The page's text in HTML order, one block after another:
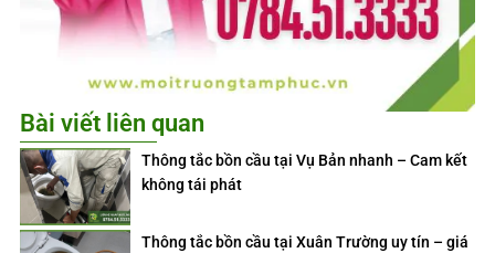
Bài viết liên quan
Thông tắc bồn cầu tại Vụ Bản nhanh – Cam kết
không tái phát
Thông tắc bồn cầu tại Xuân Trường uy tín – giá